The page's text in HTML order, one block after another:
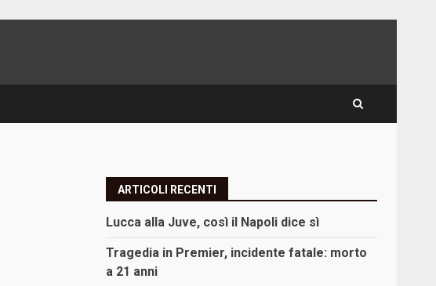
ARTICOLI RECENTI
Lucca alla Juve, così il Napoli dice sì
Tragedia in Premier, incidente fatale: morto
a 21 anni